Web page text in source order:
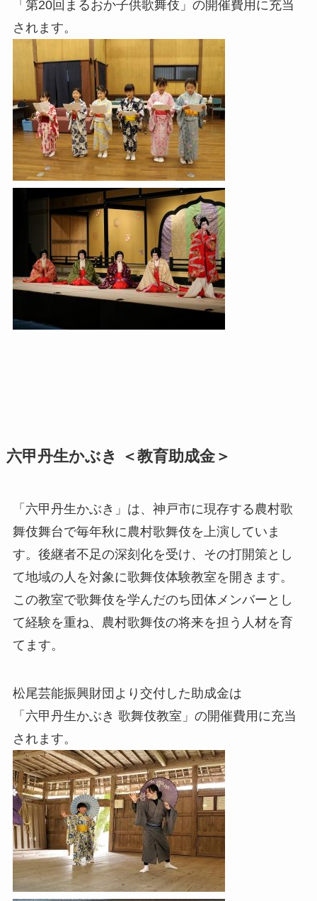
「第20回まるおか子供歌舞伎」の開催費用に充当
されます。
六甲丹生かぶき ＜教育助成金＞
「六甲丹生かぶき」は、神戸市に現存する農村歌
舞伎舞台で毎年秋に農村歌舞伎を上演していま
す。後継者不足の深刻化を受け、その打開策とし
て地域の人を対象に歌舞伎体験教室を開きます。
この教室で歌舞伎を学んだのち団体メンバーとし
て経験を重ね、農村歌舞伎の将来を担う人材を育
てます。
松尾芸能振興財団より交付した助成金は
「六甲丹生かぶき 歌舞伎教室」の開催費用に充当
されます。